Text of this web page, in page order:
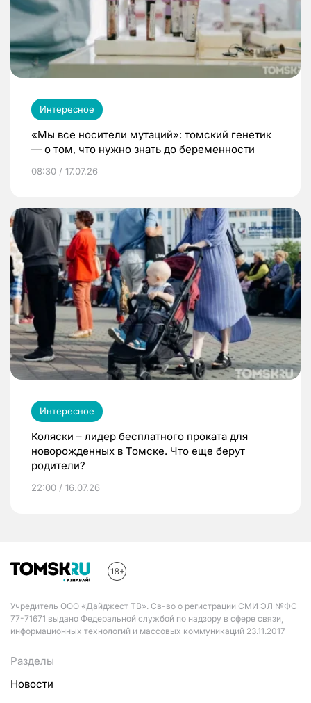
Интересное
«Мы все носители мутаций»: томский генетик
— о том, что нужно знать до беременности
08:30 / 17.07.26
Интересное
Коляски – лидер бесплатного проката для
новорожденных в Томске. Что еще берут
родители?
22:00 / 16.07.26
Учредитель ООО «Дайджест ТВ». Св-во о регистрации СМИ ЭЛ №ФС
77-71671 выдано Федеральной службой по надзору в сфере связи,
информационных технологий и массовых коммуникаций 23.11.2017
Разделы
Новости